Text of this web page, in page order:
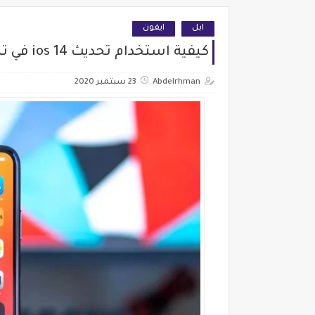
ابل ايفون
كيفية استخدام تحديث ios 14 في تنظيم التطبيقات والويدجت بشكل رائع ؟
Abdelrhman 23 سبتمبر 2020